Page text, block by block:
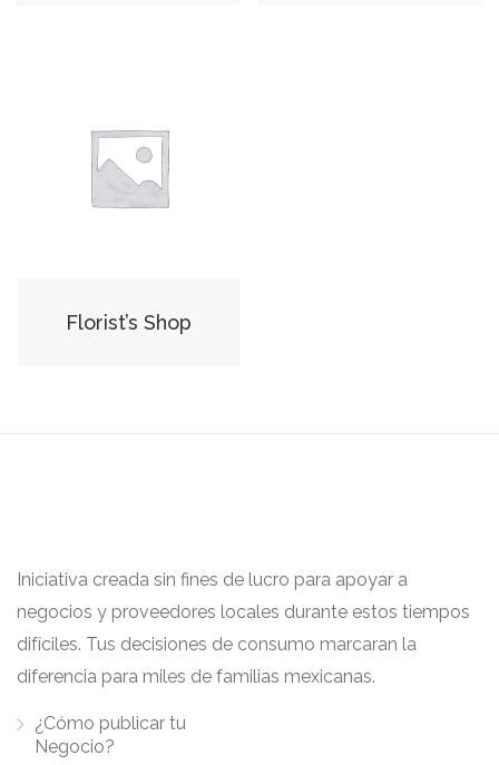
Florist’s Shop
Iniciativa creada sin fines de lucro para apoyar a
negocios y proveedores locales durante estos tiempos
difíciles. Tus decisiones de consumo marcaran la
diferencia para miles de familias mexicanas.
¿Cómo publicar tu
Negocio?